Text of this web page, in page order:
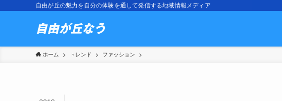
自由が丘の魅力を自分の体験を通して発信する地域情報メディア
ホーム トレンド ファッション